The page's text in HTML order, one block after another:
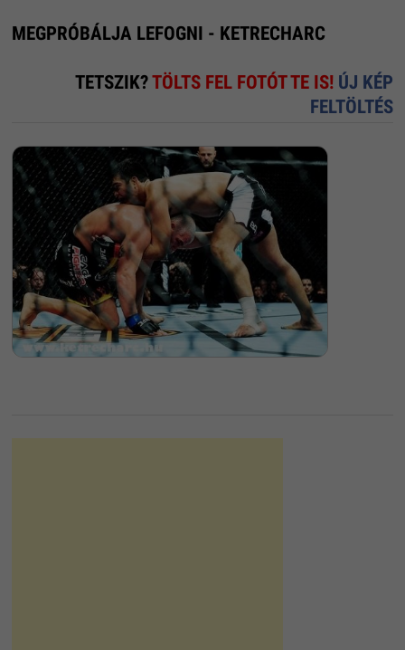
MEGPRÓBÁLJA LEFOGNI - KETRECHARC
TETSZIK?TÖLTS FEL FOTÓT TE IS! ÚJ KÉP
FELTÖLTÉS